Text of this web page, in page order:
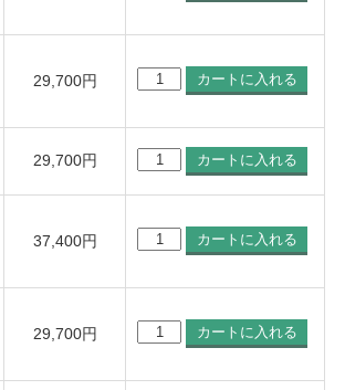
29,700円
29,700円
37,400円
29,700円